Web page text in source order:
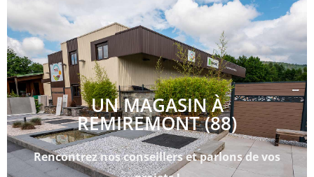
UN MAGASIN À
REMIREMONT (88)
Rencontrez nos conseillers et parlons de vos